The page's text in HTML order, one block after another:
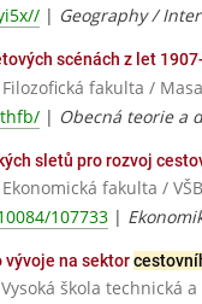
| Geography /
scénách z let
fakulta /
| Obecná teorie a
sletů pro rozvoj
fakulta /
107733 |
na sektor
škola technická